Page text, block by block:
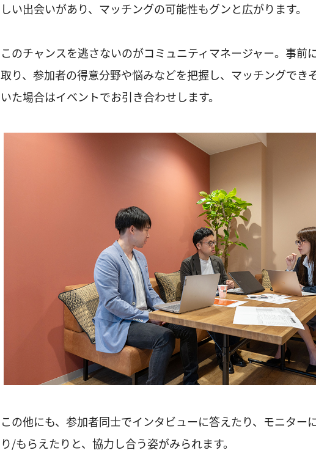
しい出会いがあり、マッチングの可能性もグンと広がります。
このチャンスを逃さないのがコミュニティマネージャー。事前
取り、参加者の得意分野や悩みなどを把握し、マッチングでき
いた場合はイベントでお引き合わせします。
この他にも、参加者同士でインタビューに答えたり、モニター
り/もらえたりと、協力し合う姿がみられます。